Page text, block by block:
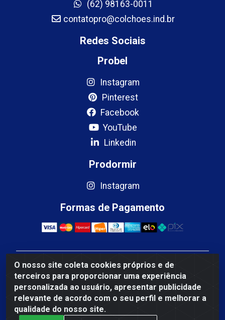
O nosso site coleta cookies próprios e de
terceiros para proporcionar uma experiência
personalizada ao usuário, apresentar publicidade
relevante de acordo com o seu perfil e melhorar a
qualidade do nosso site.
(62) 98163-0011
contatopro@colchoes.ind.br
Redes Sociais
Probel
Instagram
Pinterest
Facebook
YouTube
Linkedin
Prodormir
Instagram
Formas de Pagamento
Mercosul Espumas Industriais LTDA - Rua 13, SN,
Quadra009 Lote 0007 - Polo Empresarial Goias - Etapa
IV - Aparecida de Goiânia/GO - CEP 74.985-113 - CNPJ
10.755.005/0001-88